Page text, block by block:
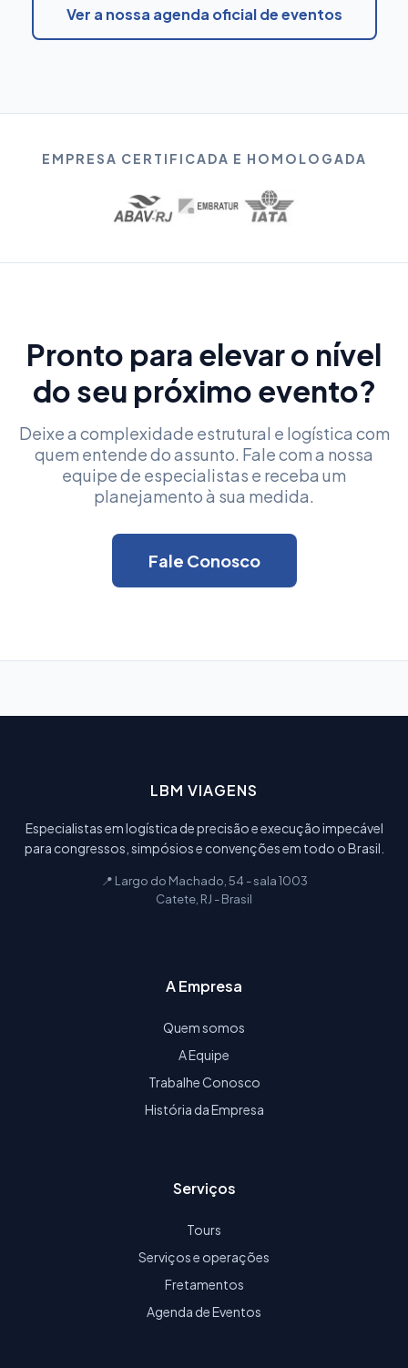
Ver a nossa agenda oficial de eventos
EMPRESA CERTIFICADA E HOMOLOGADA
Pronto para elevar o nível
do seu próximo evento?
Deixe a complexidade estrutural e logística com
quem entende do assunto. Fale com a nossa
equipe de especialistas e receba um
planejamento à sua medida.
Fale Conosco
LBM VIAGENS
Especialistas em logística de precisão e execução impecável
para congressos, simpósios e convenções em todo o Brasil.
📍 Largo do Machado, 54 - sala 1003
Catete, RJ - Brasil
A Empresa
Quem somos
A Equipe
Trabalhe Conosco
História da Empresa
Serviços
Tours
Serviços e operações
Fretamentos
Agenda de Eventos